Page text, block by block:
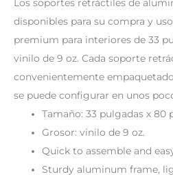
Los soportes retráctiles de
disponibles para su compra y
premium para interiores de 33
vinilo de 9 oz. Cada soporte
convenientemente
se puede configurar en unos
Tamaño: 33 pulgadas x 80
Grosor: vinilo de 9 oz.
Quick to assemble and
Sturdy aluminum frame,